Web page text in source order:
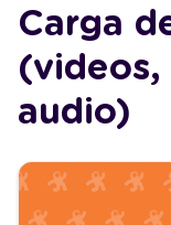
Carga
(videos,
audio)